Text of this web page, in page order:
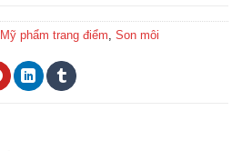
Mỹ phẩm trang điểm Son môi